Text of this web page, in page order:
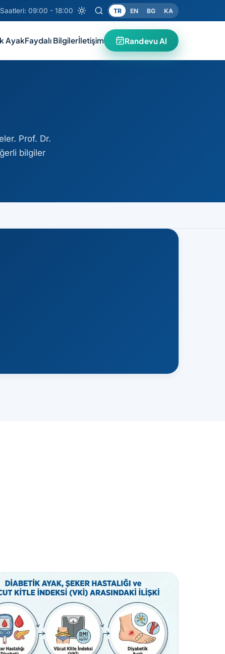
Saatleri: 09:00 - 18:00 TR EN BG KA
AyakFaydalı Bilgilerİletişim Randevu Al
Prof. Dr.
bilgiler